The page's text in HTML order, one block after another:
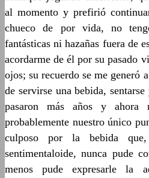
al momento y prefirió
chueco de por vida, no
fantásticas ni hazañas fuera de
acordarme de él por su pasado
ojos; su recuerdo se me generó
de servirse una bebida,
pasaron más años y
probablemente nuestro único
culposo por la bebida
sentimentaloide, nunca pude
menos pude expresarle la